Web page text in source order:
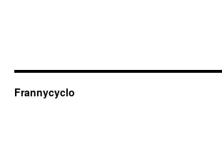
Frannycyclo